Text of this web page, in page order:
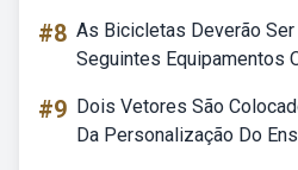
#8 As Bicicletas Deverão
Seguintes Equipamentos
#9 Dois Vetores São
Da Personalização Do